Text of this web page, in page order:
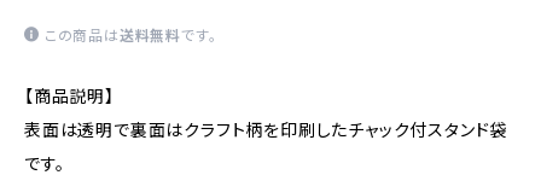
この商品は送料無料です。
【商品説明】
表面は透明で裏面はクラフト柄を印刷したチャック付スタンド袋
です。